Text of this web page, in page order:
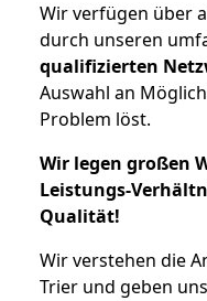
Wir verfügen über
durch unseren
qualifizierten
Auswahl an
Problem löst.
Wir legen großen
Leistungs-
Qualität!
Wir verstehen die
Trier und geben